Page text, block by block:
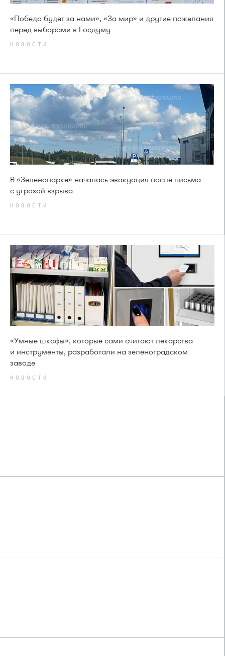
«Победа будет за нами», «За мир» и другие пожелания
перед выборами в Госдуму
НОВОСТИ
В «Зеленопарке» началась эвакуация после письма
с угрозой взрыва
НОВОСТИ
«Умные шкафы», которые сами считают лекарства
и инструменты, разработали на зеленоградском
заводе
НОВОСТИ